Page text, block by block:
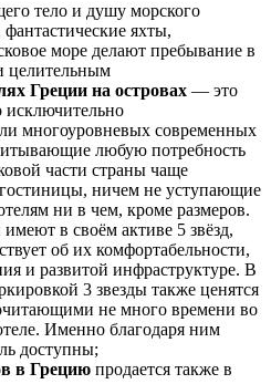
тело и душу морского
яхты,
море делают пребывание в
целительным
Греции на островах — это
многоуровневых современных
любую потребность
части страны чаще
ничем не уступающие
ни в чем, кроме размеров.
в своём активе 5 звёзд,
об их комфортабельности,
и развитой инфраструктуре. В
3 звезды также ценятся
не много времени во
Именно благодаря ним
доступны;
в Грецию продается также в